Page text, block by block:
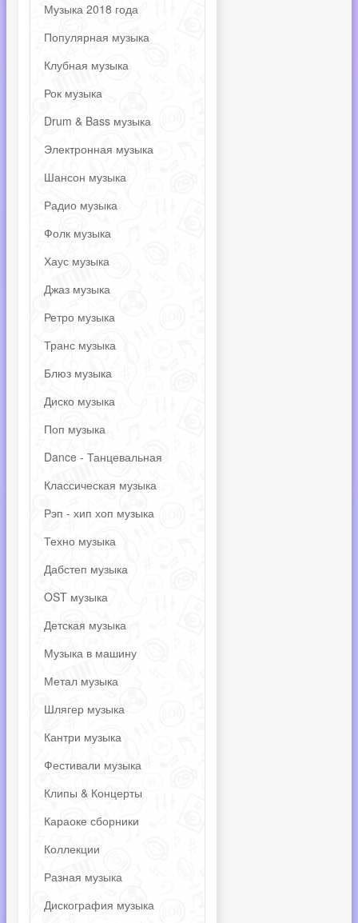
Музыка 2018 года
Популярная музыка
Клубная музыка
Рок музыка
Drum & Bass музыка
Электронная музыка
Шансон музыка
Радио музыка
Фолк музыка
Хаус музыка
Джаз музыка
Ретро музыка
Транс музыка
Блюз музыка
Диско музыка
Поп музыка
Dance - Танцевальная
Классическая музыка
Рэп - хип хоп музыка
Техно музыка
Дабстеп музыка
OST музыка
Детская музыка
Музыка в машину
Метал музыка
Шлягер музыка
Кантри музыка
Фестивали музыка
Клипы & Концерты
Караоке сборники
Коллекции
Разная музыка
Дискография музыка